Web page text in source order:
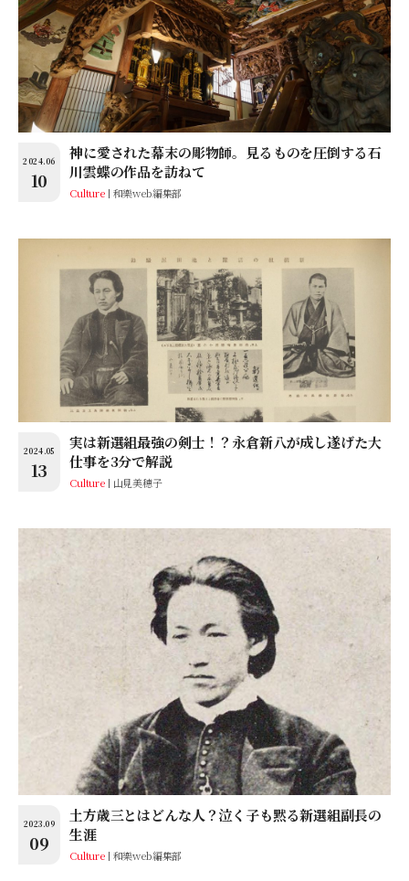
2024.06
10
神に愛された幕末の彫物師。見るものを圧倒する石
川雲蝶の作品を訪ねて
Culture 和樂web編集部
2024.05
13
実は新選組最強の剣士！？永倉新八が成し遂げた大
仕事を3分で解説
Culture 山見美穂子
2023.09
09
土方歳三とはどんな人？泣く子も黙る新選組副長の
生涯
Culture 和樂web編集部